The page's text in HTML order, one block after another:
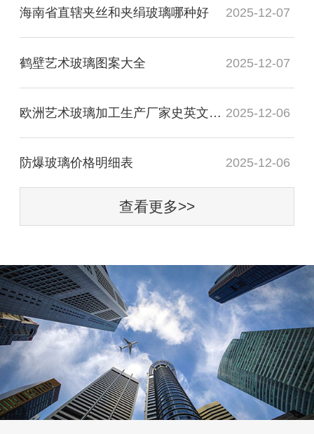
海南省直辖夹丝和夹绢玻璃哪种好 2025-12-07
鹤壁艺术玻璃图案大全 2025-12-07
欧洲艺术玻璃加工生产厂家史英文名词解释 2025-12-06
防爆玻璃价格明细表 2025-12-06
查看更多>>